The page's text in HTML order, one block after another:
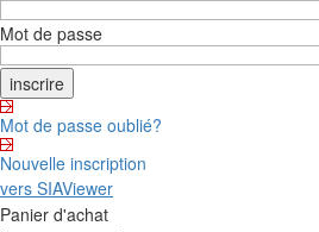
Mot de passe
Mot de passe oublié?
Nouvelle inscription
vers SIAViewer
Panier d'achat